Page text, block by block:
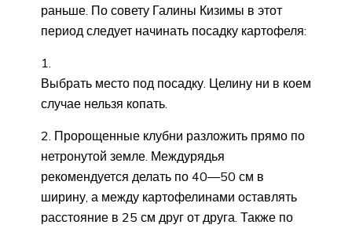
раньше. По совету Галины Кизимы в этот
период следует начинать посадку картофеля:
Выбрать место под посадку. Целину ни в коем
случае нельзя копать.
Пророщенные клубни разложить прямо по
нетронутой земле. Междурядья
рекомендуется делать по 40—50 см в
ширину, а между картофелинами оставлять
расстояние в 25 см друг от друга. Также по